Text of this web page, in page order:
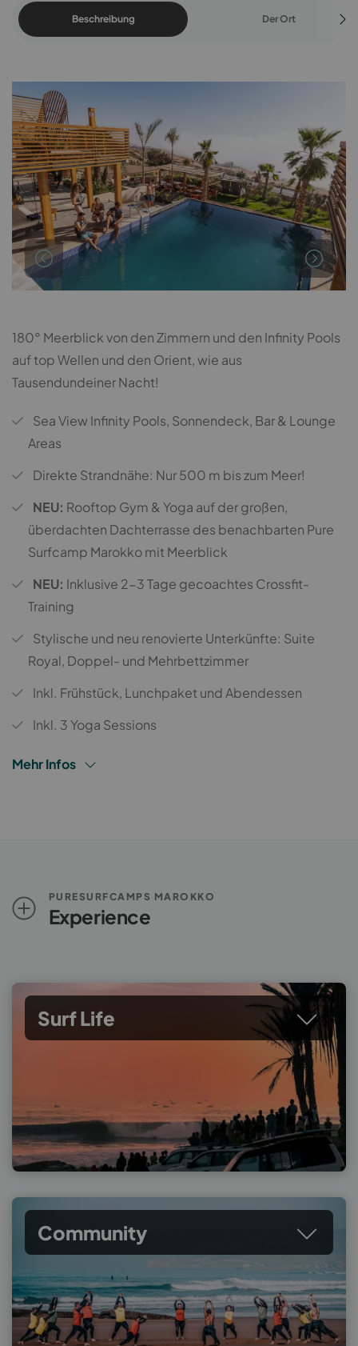
Beschreibung Der Ort
180° Meerblick von den Zimmern und den Infinity Pools
auf top Wellen und den Orient, wie aus
Tausendundeiner Nacht!
Sea View Infinity Pools, Sonnendeck, Bar & Lounge
Areas
Direkte Strandnähe: Nur 500 m bis zum Meer!
NEU: Rooftop Gym & Yoga auf der großen,
überdachten Dachterrasse des benachbarten Pure
Surfcamp Marokko mit Meerblick
NEU: Inklusive 2-3 Tage gecoachtes Crossfit-
Training
Stylische und neu renovierte Unterkünfte: Suite
Royal, Doppel- und Mehrbettzimmer
Inkl. Frühstück, Lunchpaket und Abendessen
Inkl. 3 Yoga Sessions
Mehr Infos
PURESURFCAMPS MAROKKO
Experience
Surf Life
Community